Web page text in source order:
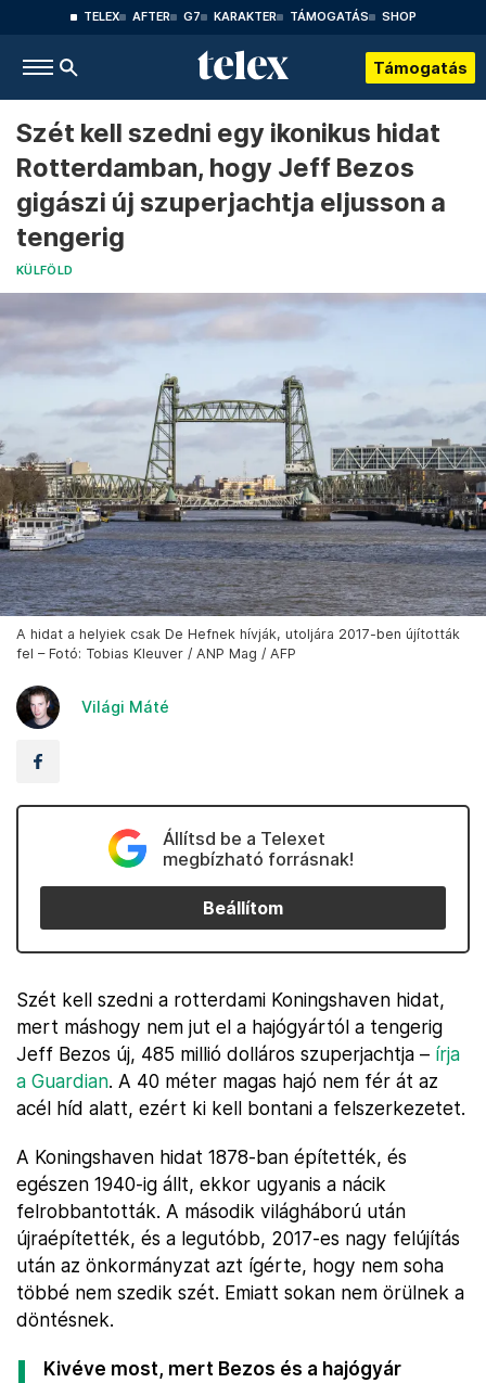
TELEX AFTER G7 KARAKTER TÁMOGATÁS SHOP
Támogatás
Szét kell szedni egy ikonikus hidat
Rotterdamban, hogy Jeff Bezos
gigászi új szuperjachtja eljusson a
tengerig
KÜLFÖLD
A hidat a helyiek csak De Hefnek hívják, utoljára 2017-ben újították
fel – Fotó: Tobias Kleuver / ANP Mag / AFP
Világi Máté
Állítsd be a Telexet
megbízható forrásnak!
Beállítom
Szét kell szedni a rotterdami Koningshaven hidat,
mert máshogy nem jut el a hajógyártól a tengerig
Jeff Bezos új, 485 millió dolláros szuperjachtja – írja
a Guardian. A 40 méter magas hajó nem fér át az
acél híd alatt, ezért ki kell bontani a felszerkezetet.
A Koningshaven hidat 1878-ban építették, és
egészen 1940-ig állt, ekkor ugyanis a nácik
felrobbantották. A második világháború után
újraépítették, és a legutóbb, 2017-es nagy felújítás
után az önkormányzat azt ígérte, hogy nem soha
többé nem szedik szét. Emiatt sokan nem örülnek a
döntésnek.
Kivéve most, mert Bezos és a hajógyár